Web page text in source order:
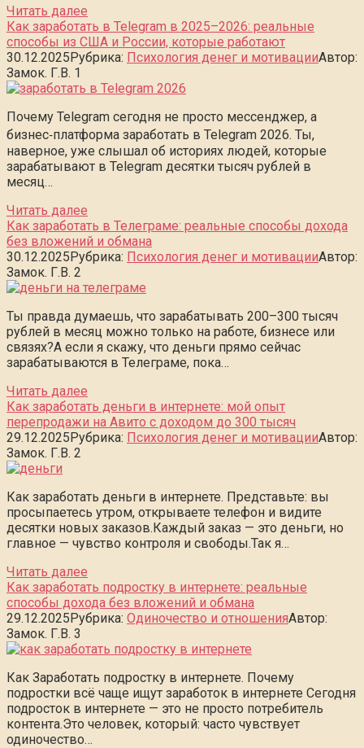
Читать далее
Как заработать в Telegram в 2025–2026: реальные
способы из США и России, которые работают
30.12.2025Рубрика: Психология денег и мотивацииАвтор:
Замок. Г.В. 1
Почему Telegram сегодня не просто мессенджер, а
бизнес‑платформа заработать в Telegram 2026. Ты,
наверное, уже слышал об историях людей, которые
зарабатывают в Telegram десятки тысяч рублей в
месяц…
Читать далее
Как заработать в Телеграме: реальные способы дохода
без вложений и обмана
30.12.2025Рубрика: Психология денег и мотивацииАвтор:
Замок. Г.В. 2
Ты правда думаешь, что зарабатывать 200–300 тысяч
рублей в месяц можно только на работе, бизнесе или
связях?А если я скажу, что деньги прямо сейчас
зарабатываются в Телеграме, пока…
Читать далее
Как заработать деньги в интернете: мой опыт
перепродажи на Авито с доходом до 300 тысяч
29.12.2025Рубрика: Психология денег и мотивацииАвтор:
Замок. Г.В. 2
Как заработать деньги в интернете. Представьте: вы
просыпаетесь утром, открываете телефон и видите
десятки новых заказов.Каждый заказ — это деньги, но
главное — чувство контроля и свободы.Так я…
Читать далее
Как заработать подростку в интернете: реальные
способы дохода без вложений и обмана
29.12.2025Рубрика: Одиночество и отношенияАвтор:
Замок. Г.В. 3
Как Заработать подростку в интернете. Почему
подростки всё чаще ищут заработок в интернете Сегодня
подросток в интернете — это не просто потребитель
контента.Это человек, который: часто чувствует
одиночество…